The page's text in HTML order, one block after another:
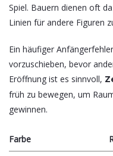
Spiel. Bauern dienen oft
Linien für andere Figuren
Ein häufiger
vorzuschieben, bevor
Eröffnung ist es sinnvoll,
früh zu bewegen, um
gewinnen.
Farbe